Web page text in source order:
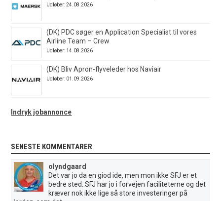
Udløber: 24.08.2026
(DK) PDC søger en Application Specialist til vores
Airline Team – Crew
Udløber: 14.08.2026
(DK) Bliv Apron-flyveleder hos Naviair
Udløber: 01.09.2026
Indryk jobannonce
SENESTE KOMMENTARER
olyndgaard
Det var jo da en giod ide, men mon ikke SFJ er et
bedre sted..SFJ har jo i forvejen faciliteterne og det
kræver nok ikke lige så store investeringer på